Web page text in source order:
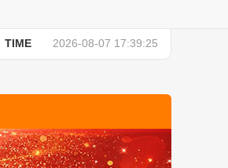
TIME 2026-08-07 17:39:25